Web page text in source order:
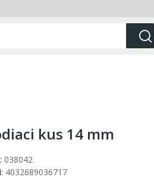
kus 14 mm
038042
4032689036717